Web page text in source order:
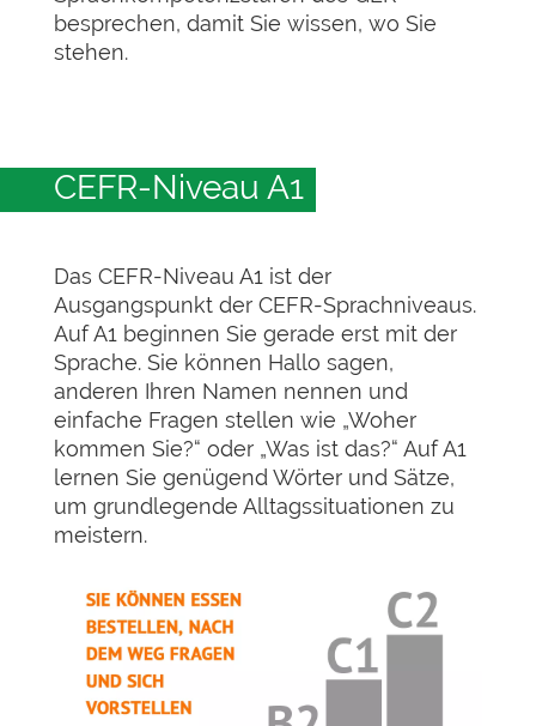
besprechen, damit Sie wissen, wo Sie
stehen.
CEFR-Niveau A1
Das CEFR-Niveau A1 ist der
Ausgangspunkt der CEFR-Sprachniveaus.
Auf A1 beginnen Sie gerade erst mit der
Sprache. Sie können Hallo sagen,
anderen Ihren Namen nennen und
einfache Fragen stellen wie „Woher
kommen Sie?“ oder „Was ist das?“ Auf A1
lernen Sie genügend Wörter und Sätze,
um grundlegende Alltagssituationen zu
meistern.